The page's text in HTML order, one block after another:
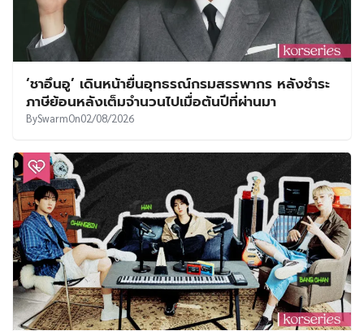
‘ชาอึนอู’ เดินหน้ายื่นอุทธรณ์กรมสรรพากร หลังชำระ
ภาษีย้อนหลังเต็มจำนวนไปเมื่อต้นปีที่ผ่านมา
BySwarmOn02/08/2026